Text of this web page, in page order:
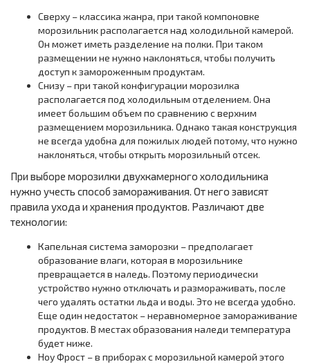
Сверху – классика жанра, при такой компоновке
морозильник располагается над холодильной камерой.
Он может иметь разделение на полки. При таком
размещении не нужно наклоняться, чтобы получить
доступ к замороженным продуктам.
Снизу – при такой конфигурации морозилка
располагается под холодильным отделением. Она
имеет большим объем по сравнению с верхним
размещением морозильника. Однако такая конструкция
не всегда удобна для пожилых людей потому, что нужно
наклоняться, чтобы открыть морозильный отсек.
При выборе морозилки двухкамерного холодильника
нужно учесть способ замораживания. От него зависят
правила ухода и хранения продуктов. Различают две
технологии:
Капельная система заморозки – предполагает
образование влаги, которая в морозильнике
превращается в наледь. Поэтому периодически
устройство нужно отключать и размораживать, после
чего удалять остатки льда и воды. Это не всегда удобно.
Еще один недостаток – неравномерное замораживание
продуктов. В местах образования наледи температура
будет ниже.
Ноу Фрост – в приборах с морозильной камерой этого